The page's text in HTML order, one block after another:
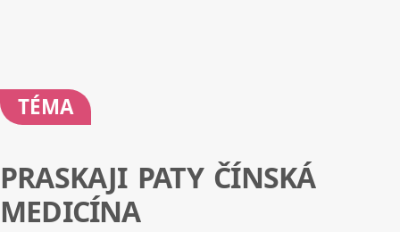
TÉMA
PRASKAJI PATY ČÍNSKÁ
MEDICÍNA